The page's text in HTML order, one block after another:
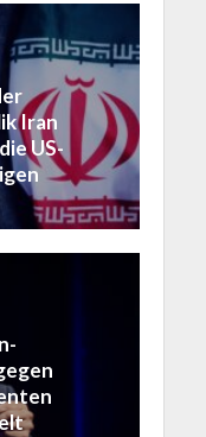
Iran
US-